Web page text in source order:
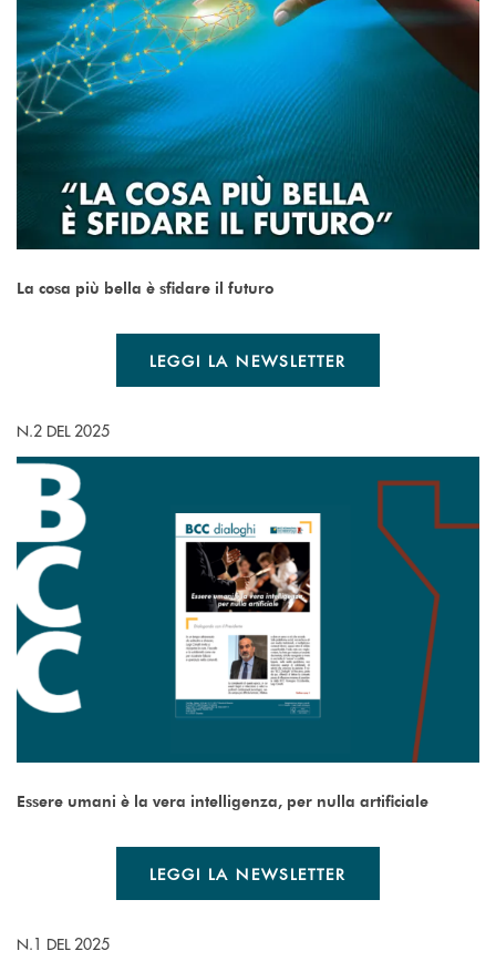
La cosa più bella è sfidare il futuro
LEGGI LA NEWSLETTER
N.2 DEL 2025
Essere umani è la vera intelligenza, per nulla artificiale
LEGGI LA NEWSLETTER
N.1 DEL 2025